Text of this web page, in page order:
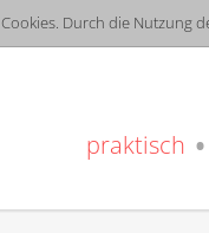
Durch die Nutzung
praktisch